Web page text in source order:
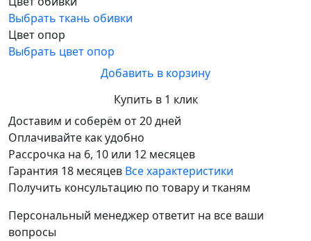
Выбрать ткань обивки
Цвет опор
Выбрать цвет опор
Добавить в корзину
Купить в 1 клик
Доставим и соберём от 20 дней
Оплачивайте как удобно
Рассрочка на 6, 10 или 12 месяцев
Гарантия 18 месяцев Все характеристики
Получить консультацию по товару и тканям
Персональный менеджер ответит на все ваши
вопросы